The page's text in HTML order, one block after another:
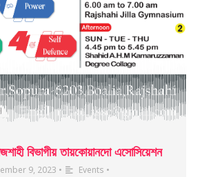
বিভাগীয় তায়কোয়ানদো এসোসিয়েশন
9, 2023 • Events •